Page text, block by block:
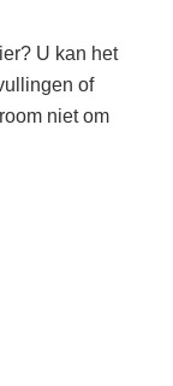
U kan het
of
niet om